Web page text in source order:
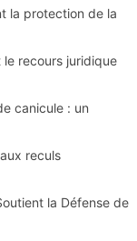
la protection de la
le recours juridique
canicule : un
reculs
la Défense de